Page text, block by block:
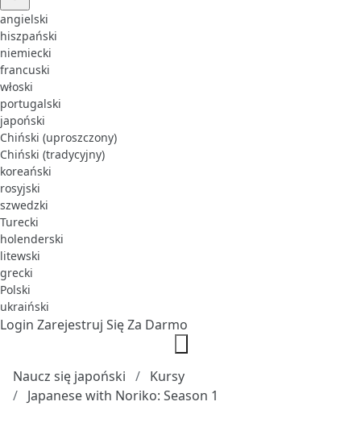
angielski
hiszpański
niemiecki
francuski
włoski
portugalski
japoński
Chiński (uproszczony)
Chiński (tradycyjny)
koreański
rosyjski
szwedzki
Turecki
holenderski
litewski
grecki
Polski
ukraiński
Login Zarejestruj Się Za Darmo
Naucz się japoński
Kursy
Japanese with Noriko: Season 1